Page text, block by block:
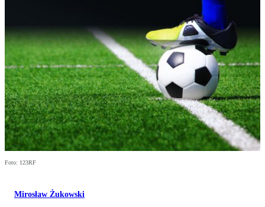
Foto: 123RF
Mirosław Żukowski